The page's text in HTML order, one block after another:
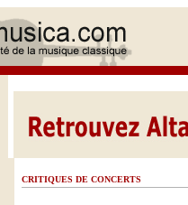
CRITIQUES DE CONCERTS